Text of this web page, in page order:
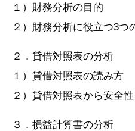
１）財務分析の目的
２）財務分析に役立つ3つ
２．貸借対照表の分析
１）貸借対照表の読み方
２）貸借対照表から安全
３．損益計算書の分析